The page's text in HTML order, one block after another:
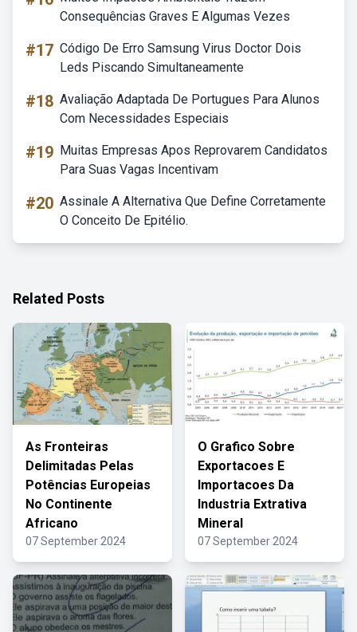
Consequências Graves E Algumas Vezes
#17 Código De Erro Samsung Virus Doctor Dois
Leds Piscando Simultaneamente
#18 Avaliação Adaptada De Portugues Para Alunos
Com Necessidades Especiais
#19 Muitas Empresas Apos Reprovarem Candidatos
Para Suas Vagas Incentivam
#20 Assinale A Alternativa Que Define Corretamente
O Conceito De Epitélio.
Related Posts
As Fronteiras
Delimitadas Pelas
Potências Europeias
No Continente
Africano
07 September 2024
O Grafico Sobre
Exportacoes E
Importacoes Da
Industria Extrativa
Mineral
07 September 2024